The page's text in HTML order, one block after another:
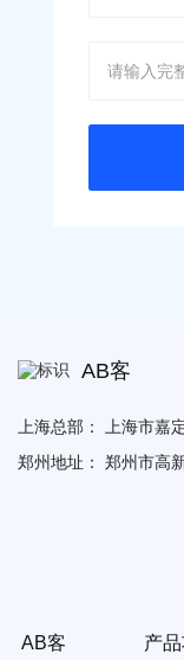
AB客
上海总部：
上海市嘉
郑州地址：
郑州市高
AB客 产